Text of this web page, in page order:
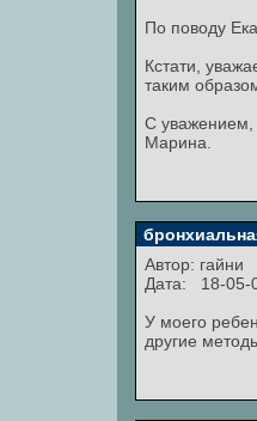
По поводу
Кстати,
таким
С уважением,
Марина.
Автор: гайни
Дата: 18-05-
У моего
другие